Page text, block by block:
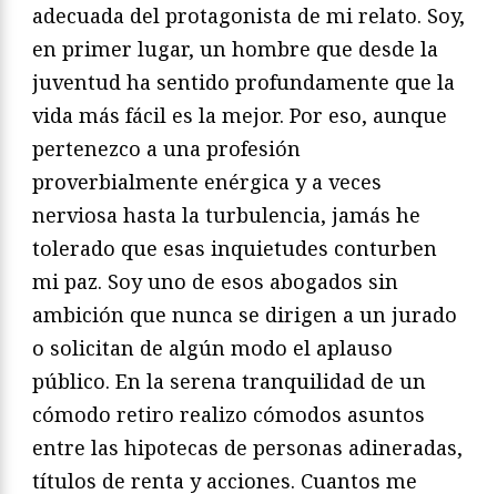
adecuada del protagonista de mi relato. Soy,
en primer lugar, un hombre que desde la
juventud ha sentido profundamente que la
vida más fácil es la mejor. Por eso, aunque
pertenezco a una profesión
proverbialmente enérgica y a veces
nerviosa hasta la turbulencia, jamás he
tolerado que esas inquietudes conturben
mi paz. Soy uno de esos abogados sin
ambición que nunca se dirigen a un jurado
o solicitan de algún modo el aplauso
público. En la serena tranquilidad de un
cómodo retiro realizo cómodos asuntos
entre las hipotecas de personas adineradas,
títulos de renta y acciones. Cuantos me